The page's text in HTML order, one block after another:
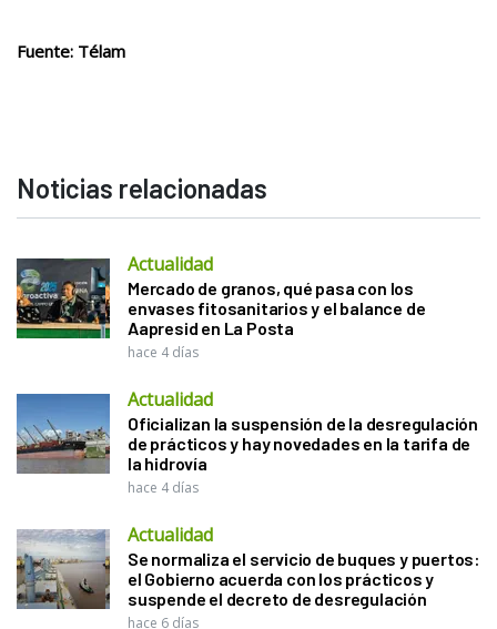
Fuente: Télam
Noticias relacionadas
Actualidad
Mercado de granos, qué pasa con los
envases fitosanitarios y el balance de
Aapresid en La Posta
hace 4 días
Actualidad
Oficializan la suspensión de la desregulación
de prácticos y hay novedades en la tarifa de
la hidrovía
hace 4 días
Actualidad
Se normaliza el servicio de buques y puertos:
el Gobierno acuerda con los prácticos y
suspende el decreto de desregulación
hace 6 días